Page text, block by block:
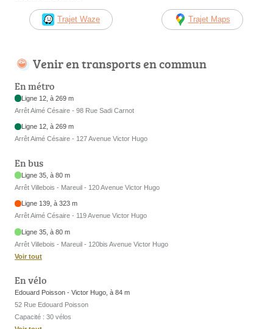
Trajet Waze Trajet Maps
Venir en transports en commun
En métro
Ligne 12, à 269 m
Arrêt Aimé Césaire - 98 Rue Sadi Carnot
Ligne 12, à 269 m
Arrêt Aimé Césaire - 127 Avenue Victor Hugo
En bus
Ligne 35, à 80 m
Arrêt Villebois - Mareuil - 120 Avenue Victor Hugo
Ligne 139, à 323 m
Arrêt Aimé Césaire - 119 Avenue Victor Hugo
Ligne 35, à 80 m
Arrêt Villebois - Mareuil - 120bis Avenue Victor Hugo
Voir tout
En vélo
Edouard Poisson - Victor Hugo, à 84 m
52 Rue Edouard Poisson
Capacité : 30 vélos